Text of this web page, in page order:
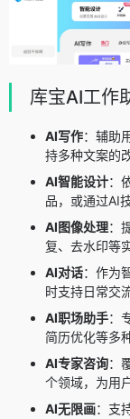
库宝AI工作
AI写作：辅助
持多种文案的
AI智能设计：
品，或通过AI
AI图像处理：
复、去水印等
AI对话：作为
时支持日常交
AI职场助手：
简历优化等多
AI专家咨询：
个领域，为用
AI无限画：支